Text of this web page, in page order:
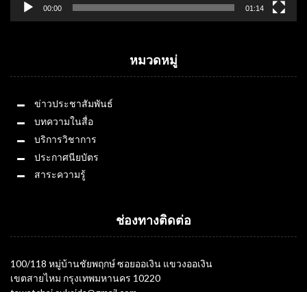
00:00 01:14
หมวดหมู่
ข่าวประชาสัมพันธ์
บทความในสื่อ
บริการวิชาการ
ประกาศนียบัตร
สาระความรู้
ช่องทางติดต่อ
100/118 หมู่บ้านชัยพฤกษ์ ซอยออเงิน แขวงออเงิน
เขตสายไหม กรุงเทพมหานคร 10220